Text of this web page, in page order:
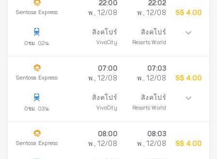
Sentosa Express
0ชม. 02น.
22:00
พ., 12/08
สิงคโปร์
VivoCity
22:02
พ., 12/08
สิงคโปร์
Resorts World
S$ 4.00
Sentosa Express
0ชม. 03น.
07:00
พ., 12/08
สิงคโปร์
VivoCity
07:03
พ., 12/08
สิงคโปร์
Resorts World
S$ 4.00
Sentosa Express
08:00
พ., 12/08
08:03
พ., 12/08
S$ 4.00